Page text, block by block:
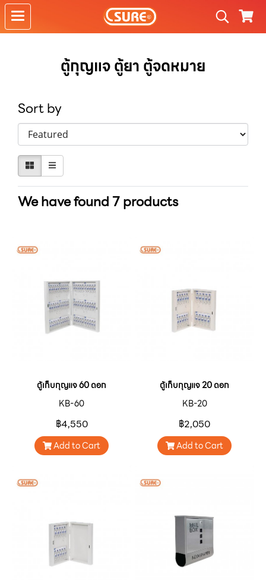
ตู้กุญแจ ตู้ยา ตู้จดหมาย
Sort by
We have found 7 products
ตู้เก็บกุญแจ 60 ดอก
KB-60
฿4,550
Add to Cart
ตู้เก็บกุญแจ 20 ดอก
KB-20
฿2,050
Add to Cart